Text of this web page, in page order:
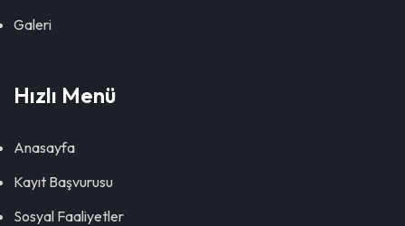
Galeri
Hızlı Menü
Anasayfa
Kayıt Başvurusu
Sosyal Faaliyetler